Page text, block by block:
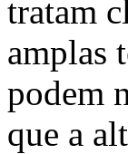
tratam
amplas
podem
que a